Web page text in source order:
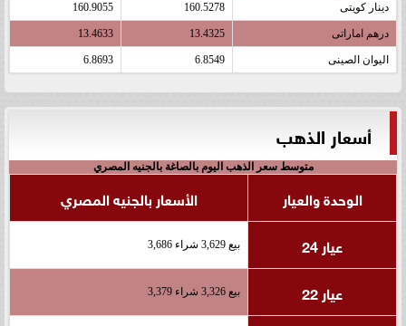
دينار كويتى 160.5278
160.9055
درهم اماراتى 13.4325
13.4633
اليوان الصينى 6.8549
6.8693
أسعار الذهب
متوسط سعر الذهب اليوم بالصاغة بالجنيه المصري
الوحدة والعيار
الأسعار بالجنيه المصري
عيار 24
بيع 3,629 شراء 3,686
عيار 22 بيع 3,326 شراء 3,379